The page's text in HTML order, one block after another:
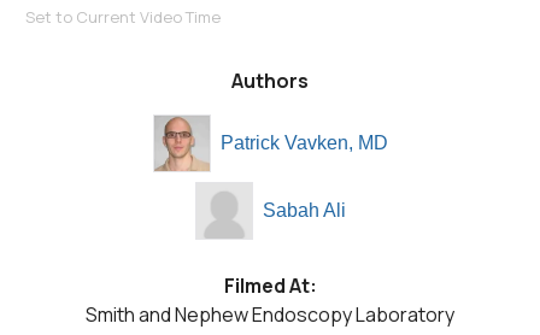
Set to Current Video Time
Authors
Patrick Vavken, MD
Sabah Ali
Filmed At:
Smith and Nephew Endoscopy Laboratory